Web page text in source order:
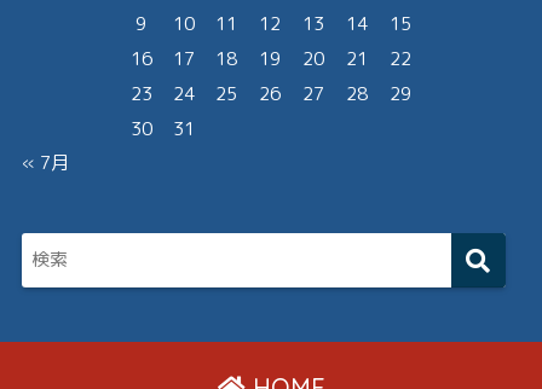
9
10 11 12 13 14
15
16
17 18 19 20 21
22
23
24 25 26 27 28
29
30
31
« 7月